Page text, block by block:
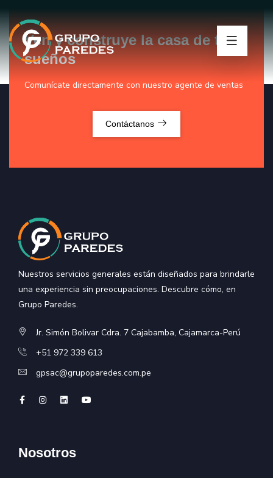
Ven y construye la casa de tus
sueños
Comunícate directamente con nuestro agente de ventas
Contáctanos
Nuestros servicios generales están diseñados para brindarle
una experiencia sin preocupaciones. Descubre cómo, en
Grupo Paredes.
Jr. Simón Bolivar Cdra. 7 Cajabamba, Cajamarca-Perú
+51 972 339 613
gpsac@grupoparedes.com.pe
Nosotros